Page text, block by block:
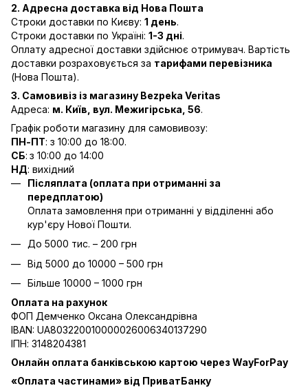
2. Адресна доставка від Нова Пошта
Строки доставки по Києву: 1 день.
Строки доставки по Україні: 1-3 дні.
Оплату адресної доставки здійснює отримувач. Вартість
доставки розраховується за тарифами перевізника
(Нова Пошта).
3. Самовивіз із магазину Bezpeka Veritas
Адреса: м. Київ, вул. Межигірська, 56.
Графік роботи магазину для самовивозу:
ПН-ПТ: з 10:00 до 18:00.
СБ: з 10:00 до 14:00
НД: вихідний
Післяплата (оплата при отриманні за
передплатою)
Оплата замовлення при отриманні у відділенні або
кур'єру Нової Пошти.
До 5000 тис. – 200 грн
Від 5000 до 10000 – 500 грн
Більше 10000 – 1000 грн
Оплата на рахунок
ФОП Демченко Оксана Олександрівна
IBAN: UA803220010000026006340137290
ІПН: 3148204381
Онлайн оплата банківською картою через WayForPay
«Оплата частинами» від ПриватБанку